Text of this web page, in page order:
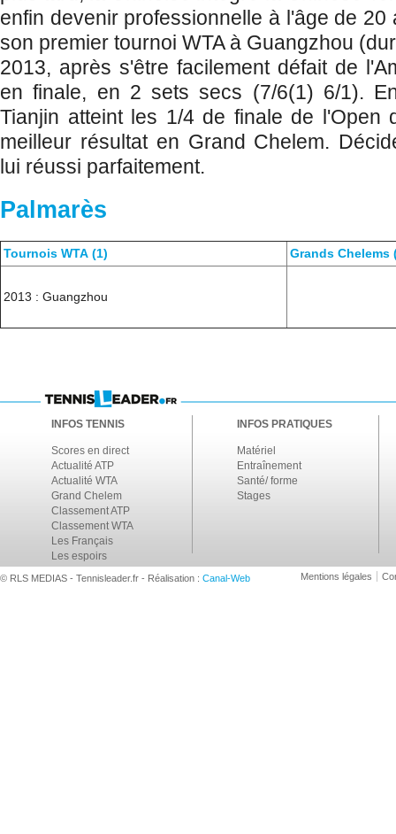
enfin devenir professionnelle à l'âge de 20
son premier tournoi WTA à Guangzhou
2013, après s'être facilement défait de
en finale, en 2 sets secs (7/6(1) 6/1).
Tianjin atteint les 1/4 de finale de l'Open
meilleur résultat en Grand Chelem.
lui réussi parfaitement.
Palmarès
Tournois WTA (1) Grands Chelems
2013 : Guangzhou
INFOS TENNIS
Scores en direct
Actualité ATP
Actualité WTA
Grand Chelem
Classement ATP
Classement WTA
Les Français
Les espoirs
INFOS PRATIQUES
Matériel
Entraînement
Santé/ forme
Stages
© RLS MEDIAS - Tennisleader.fr - Réalisation : Canal-Web Mentions légales